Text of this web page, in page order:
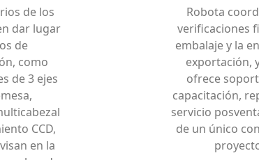
de los
dar lugar
de
como
de 3 ejes
CCD,
en la
Robota
verificaciones
embalaje y la
exportación,
ofrece
capacitación,
servicio
de un único